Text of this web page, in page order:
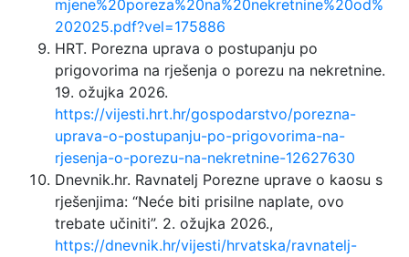
mjene%20poreza%20na%20nekretnine%20od%
202025.pdf?vel=175886
HRT. Porezna uprava o postupanju po
prigovorima na rješenja o porezu na nekretnine.
19. ožujka 2026.
https://vijesti.hrt.hr/gospodarstvo/porezna-
uprava-o-postupanju-po-prigovorima-na-
rjesenja-o-porezu-na-nekretnine-12627630
Dnevnik.hr. Ravnatelj Porezne uprave o kaosu s
rješenjima: “Neće biti prisilne naplate, ovo
trebate učiniti”. 2. ožujka 2026.,
https://dnevnik.hr/vijesti/hrvatska/ravnatelj-